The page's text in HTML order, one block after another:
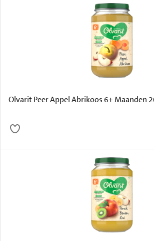
Olvarit Peer Appel Abrikoos 6+ Maanden